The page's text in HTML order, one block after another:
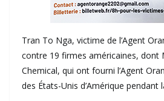
Tran To Nga, victime de l’Agent
contre 19 firmes américaines,
Chemical, qui ont fourni l’Agent
des États-Unis d’Amérique pendant